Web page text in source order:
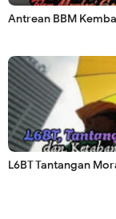
Antrean BBM
L6BT Tantangan